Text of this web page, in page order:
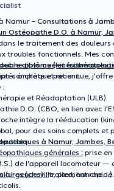
Namur –Consultations à
Ostéopathe D.O. à Namur,
le traitement des
troubles fonctionnels. Mes
physique et
à chaque patient.
diplôme
complète et reconnue,
:
et Réadaptation (ULB)
D.O. (CBO, en lien avec
intègre la rééducation
pour des soins complets et
à Namur, Jambes,
générales : prise
de l'appareil locomoteur —
(cheville, pied, hanche…).
(urgences) :traitement rapide